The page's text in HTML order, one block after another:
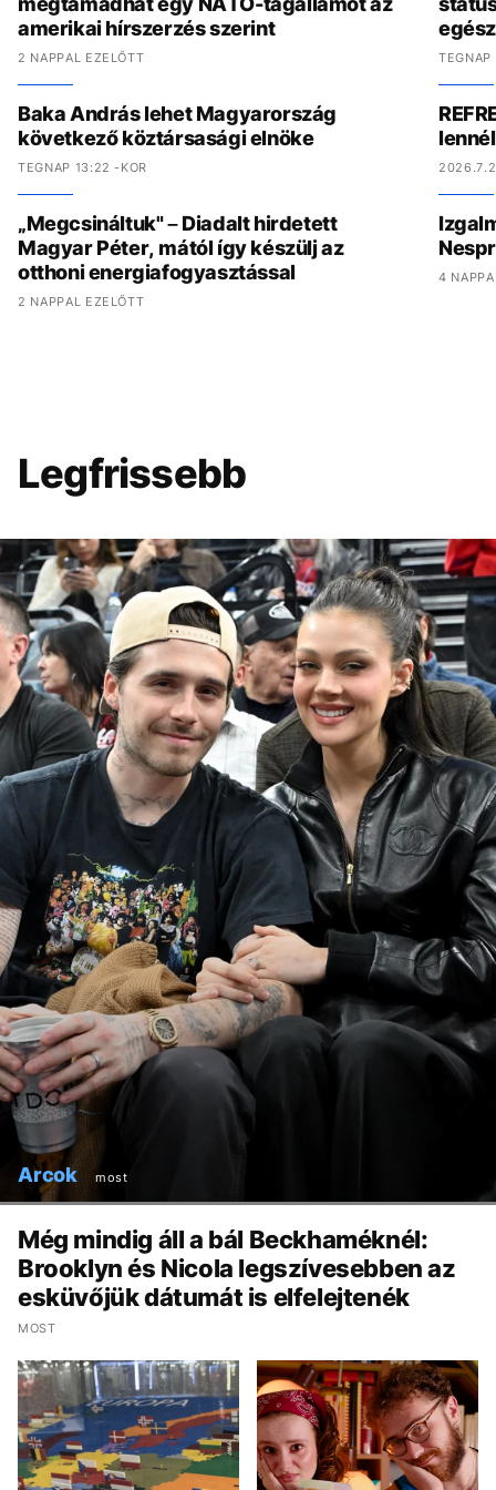
amerikai hírszerzés szerint
2 NAPPAL EZELŐTT
Baka András lehet Magyarország
következő köztársasági elnöke
TEGNAP 13:22 -KOR
„Megcsináltuk" – Diadalt hirdetett
Magyar Péter, mától így készülj az
otthoni energiafogyasztással
2 NAPPAL EZELŐTT
4
Legfrissebb
Arcok most
Még mindig áll a bál Beckhaméknél:
Brooklyn és Nicola legszívesebben az
esküvőjük dátumát is elfelejtenék
MOST